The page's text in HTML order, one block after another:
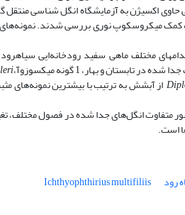
اکسیژن به آزمایشگاه انگل شناسی منتقل
میکروسکوپ نوری بررسی شدند. نمونه‌های
از آبشش به ترتیب با بیشترین نمونه‌های
متفاوت انگل‌های جدا شده در فصول مختلف،
است.
رود
Ichthyophthirius multifiliis